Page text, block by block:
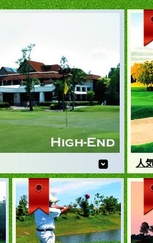
級コース、メンバー限定コース
ー可能
人
南
ルフ
日
人